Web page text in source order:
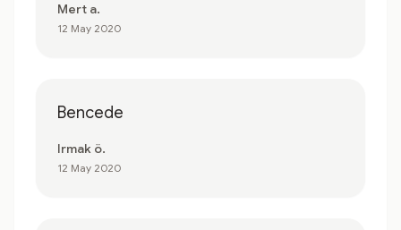
Mert a.
12 May 2020
Bencede
Irmak ö.
12 May 2020